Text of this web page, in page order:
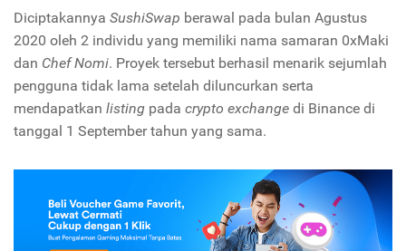
Diciptakannya SushiSwap berawal pada bulan Agustus
2020 oleh 2 individu yang memiliki nama samaran 0xMaki
dan Chef Nomi. Proyek tersebut berhasil menarik sejumlah
pengguna tidak lama setelah diluncurkan serta
mendapatkan listing pada crypto exchange di Binance di
tanggal 1 September tahun yang sama.